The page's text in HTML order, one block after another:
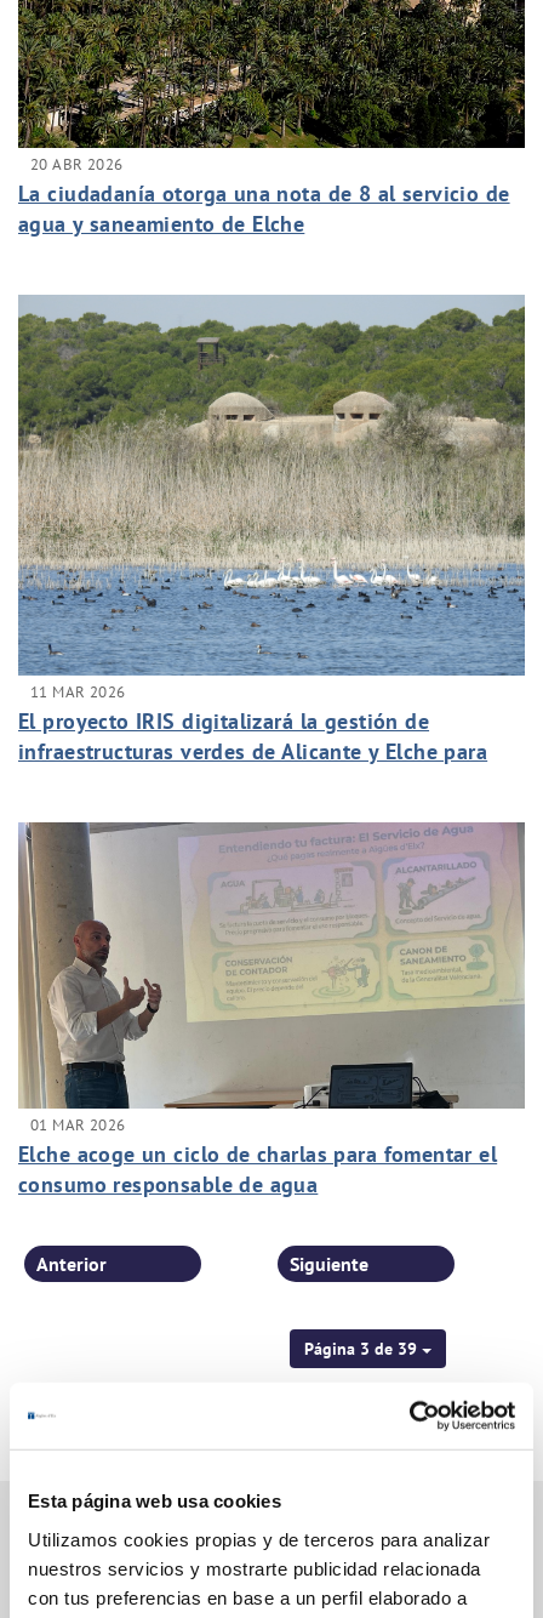
Esta página web usa cookies
Utilizamos cookies propias y de terceros para analizar
nuestros servicios y mostrarte publicidad relacionada
con tus preferencias en base a un perfil elaborado a
20 ABR 2026
La ciudadanía otorga una nota de 8 al servicio de
agua y saneamiento de Elche
11 MAR 2026
El proyecto IRIS digitalizará la gestión de
infraestructuras verdes de Alicante y Elche para
01 MAR 2026
Elche acoge un ciclo de charlas para fomentar el
consumo responsable de agua
Página 3 de 39
Anterior Siguiente
Gestiones Online